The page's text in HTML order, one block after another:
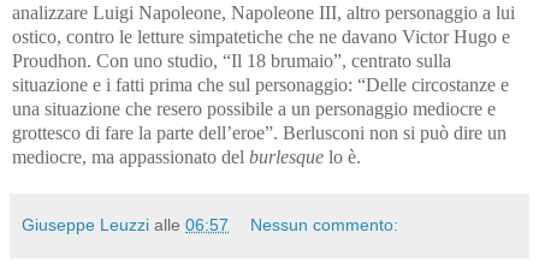
analizzare Luigi Napoleone, Napoleone III, altro personaggio a lui
ostico, contro le letture simpatetiche che ne davano Victor Hugo e
Proudhon. Con uno studio, “Il 18 brumaio”, centrato sulla
situazione e i fatti prima che sul personaggio: “Delle circostanze e
una situazione che resero possibile a un personaggio mediocre e
grottesco di fare la parte dell’eroe”. Berlusconi non si può dire un
mediocre, ma appassionato del burlesque lo è.
Giuseppe Leuzzi alle 06:57 Nessun commento: